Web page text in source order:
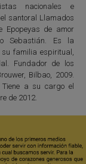
nacionales e
santoral Llamados
de amor
Sebastián. Es la
familia espiritual,
Fundador de los
Bilbao, 2009.
a su cargo el
de 2012.